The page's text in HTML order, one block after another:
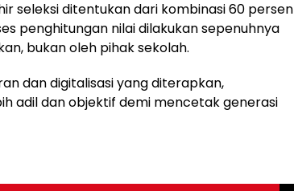
seleksi ditentukan dari kombinasi 60 persen
penghitungan nilai dilakukan sepenuhnya
bukan oleh pihak sekolah.
dan digitalisasi yang diterapkan,
adil dan objektif demi mencetak generasi